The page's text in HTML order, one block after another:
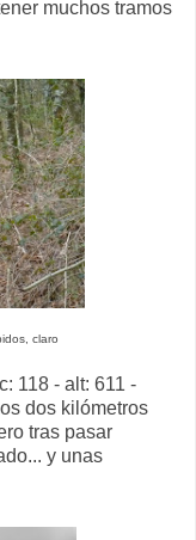
muchos tramos
claro
118 - alt: 611 -
dos kilómetros
tras pasar
y unas